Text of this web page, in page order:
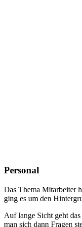
Personal
Das Thema Mitarbeiter
ging es um den
Auf lange Sicht geht
man sich dann Fragen